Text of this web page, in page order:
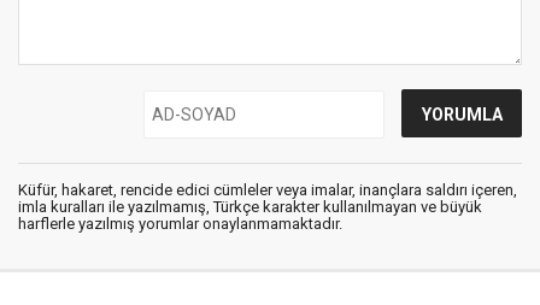
Küfür, hakaret, rencide edici cümleler veya imalar, inançlara saldırı içeren,
imla kuralları ile yazılmamış, Türkçe karakter kullanılmayan ve büyük
harflerle yazılmış yorumlar onaylanmamaktadır.